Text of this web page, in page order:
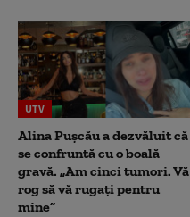
UTV
Alina Pușcău a dezvăluit că
se confruntă cu o boală
gravă. „Am cinci tumori. Vă
rog să vă rugați pentru
mine”